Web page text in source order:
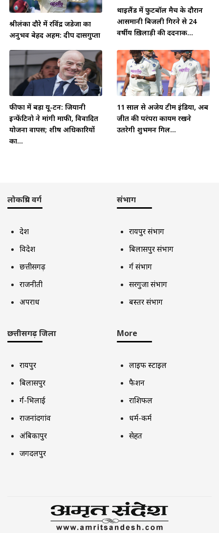
श्रीलंका दौरे में रविंद्र जडेजा का
अनुभव बेहद अहम: दीप दासगुप्ता
थाईलैंड में फुटबॉल मैच के दौरान
आसमानी बिजली गिरने से 24
वर्षीय ख़िलाड़ी की दर्दनाक...
फीफा में बड़ा यू-टर्न: जियानी
इन्फेंटिनो ने मांगी माफी, विवादित
योजना वापस; शीर्ष अधिकारियों
का...
11 साल से अजेय टीम इंडिया, अब
जीत की परंपरा कायम रखने
उतरेगी शुभमन गिल...
लोकप्रिय वर्ग
देश
विदेश
छत्तीसगढ़
राजनीती
अपराध
संभाग
रायपुर संभाग
बिलासपुर संभाग
दुर्ग संभाग
सरगुजा संभाग
बस्तर संभाग
छत्तीसगढ़ जिला
रायपुर
बिलासपुर
दुर्ग-भिलाई
राजनांदगांव
अंबिकापुर
जगदलपुर
More
लाइफ स्टाइल
फैशन
राशिफल
धर्म-कर्म
सेहत